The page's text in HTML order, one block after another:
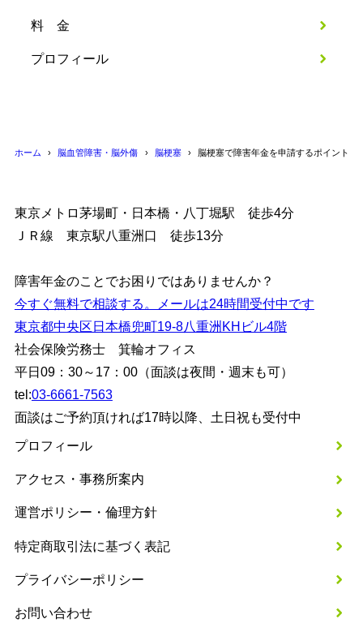
料 金
プロフィール
ホーム 脳血管障害・脳外傷 脳梗塞 脳梗塞で障害年金を申請するポイント
東京メトロ茅場町・日本橋・八丁堀駅 徒歩4分
ＪＲ線 東京駅八重洲口 徒歩13分
障害年金のことでお困りではありませんか？
今すぐ無料で相談する。メールは24時間受付中です
東京都中央区日本橋兜町19-8八重洲KHビル4階
社会保険労務士 箕輪オフィス
平日09：30～17：00（面談は夜間・週末も可）
tel:03-6661-7563
面談はご予約頂ければ17時以降、土日祝も受付中
プロフィール
アクセス・事務所案内
運営ポリシー・倫理方針
特定商取引法に基づく表記
プライバシーポリシー
お問い合わせ